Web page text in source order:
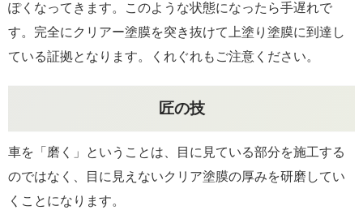
ぽくなってきます。このような状態になったら手遅れで
す。完全にクリアー塗膜を突き抜けて上塗り塗膜に到達し
ている証拠となります。くれぐれもご注意ください。
匠の技
車を「磨く」ということは、目に見ている部分を施工する
のではなく、目に見えないクリア塗膜の厚みを研磨してい
くことになります。